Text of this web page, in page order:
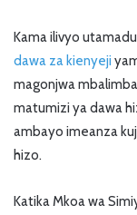
Kama ilivyo
dawa za kienyeji
magonjwa
matumizi ya dawa
ambayo imeanza
hizo.
Katika Mkoa wa